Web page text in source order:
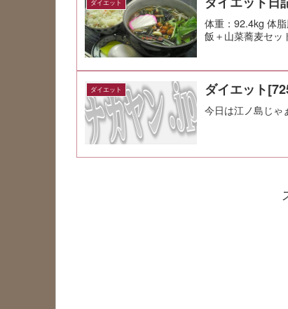
ダイエット
体重：92.4kg 体
飯＋山菜蕎麦セッ
ダイエット ダイエット
今日は江ノ島じゃ